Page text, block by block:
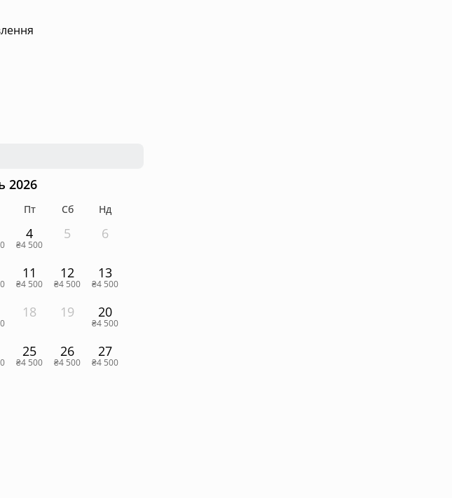
2026
Пт Сб Нд
4
₴4 500
5 6
11
₴4 500
12
₴4 500
13
₴4 500
18 19 20
₴4 500
25
₴4 500
26
₴4 500
27
₴4 500